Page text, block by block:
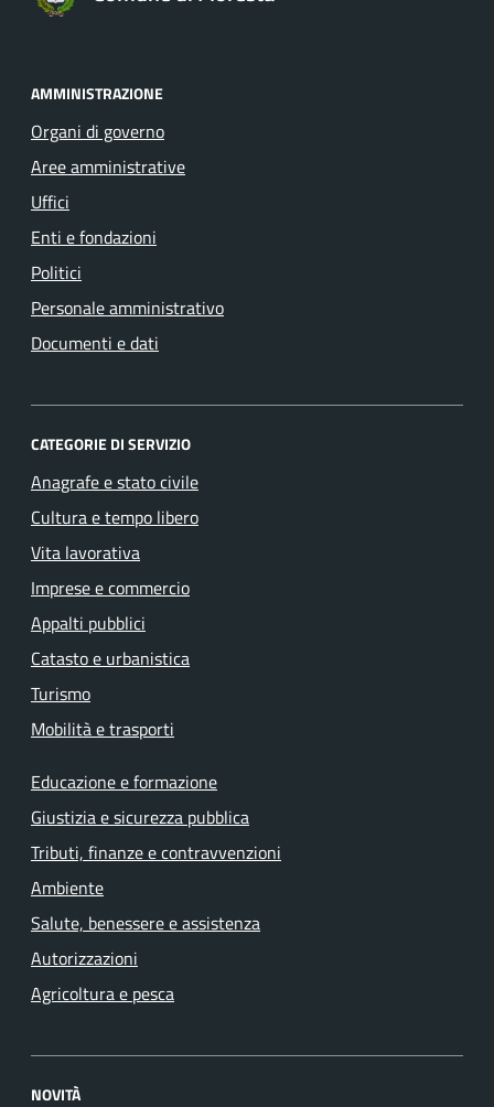
AMMINISTRAZIONE
Organi di governo
Aree amministrative
Uffici
Enti e fondazioni
Politici
Personale amministrativo
Documenti e dati
CATEGORIE DI SERVIZIO
Anagrafe e stato civile
Cultura e tempo libero
Vita lavorativa
Imprese e commercio
Appalti pubblici
Catasto e urbanistica
Turismo
Mobilità e trasporti
Educazione e formazione
Giustizia e sicurezza pubblica
Tributi, finanze e contravvenzioni
Ambiente
Salute, benessere e assistenza
Autorizzazioni
Agricoltura e pesca
NOVITÀ